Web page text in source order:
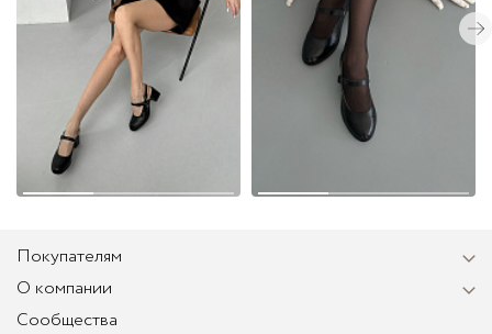
Покупателям
О компании
Сообщества